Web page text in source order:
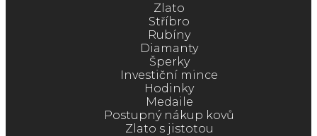
Zlato
Stříbro
Rubíny
Diamanty
Šperky
Investiční mince
Hodinky
Medaile
Postupný nákup kovů
Zlato s jistotou